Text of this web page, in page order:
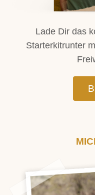
Lade Dir das
Starterkitrunter